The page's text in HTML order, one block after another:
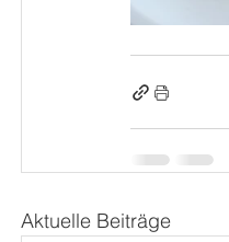
Aktuelle Beiträge